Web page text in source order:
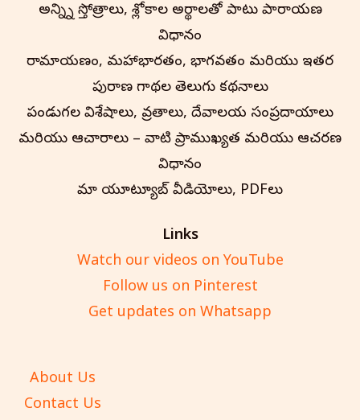
అన్న్ని స్తోత్రాలు, శ్లోకాల అర్థాలతో పాటు పారాయణ
విధానం
రామాయణం, మహాభారతం, భాగవతం మరియు ఇతర
పురాణ గాథల తెలుగు కథనాలు
పండుగల విశేషాలు, వ్రతాలు, దేవాలయ సంప్రదాయాలు
మరియు ఆచారాలు – వాటి ప్రాముఖ్యత మరియు ఆచరణ
విధానం
మా యూట్యూబ్ వీడియోలు, PDFలు
Links
Watch our videos on YouTube
Follow us on Pinterest
Get updates on Whatsapp
About Us
Contact Us